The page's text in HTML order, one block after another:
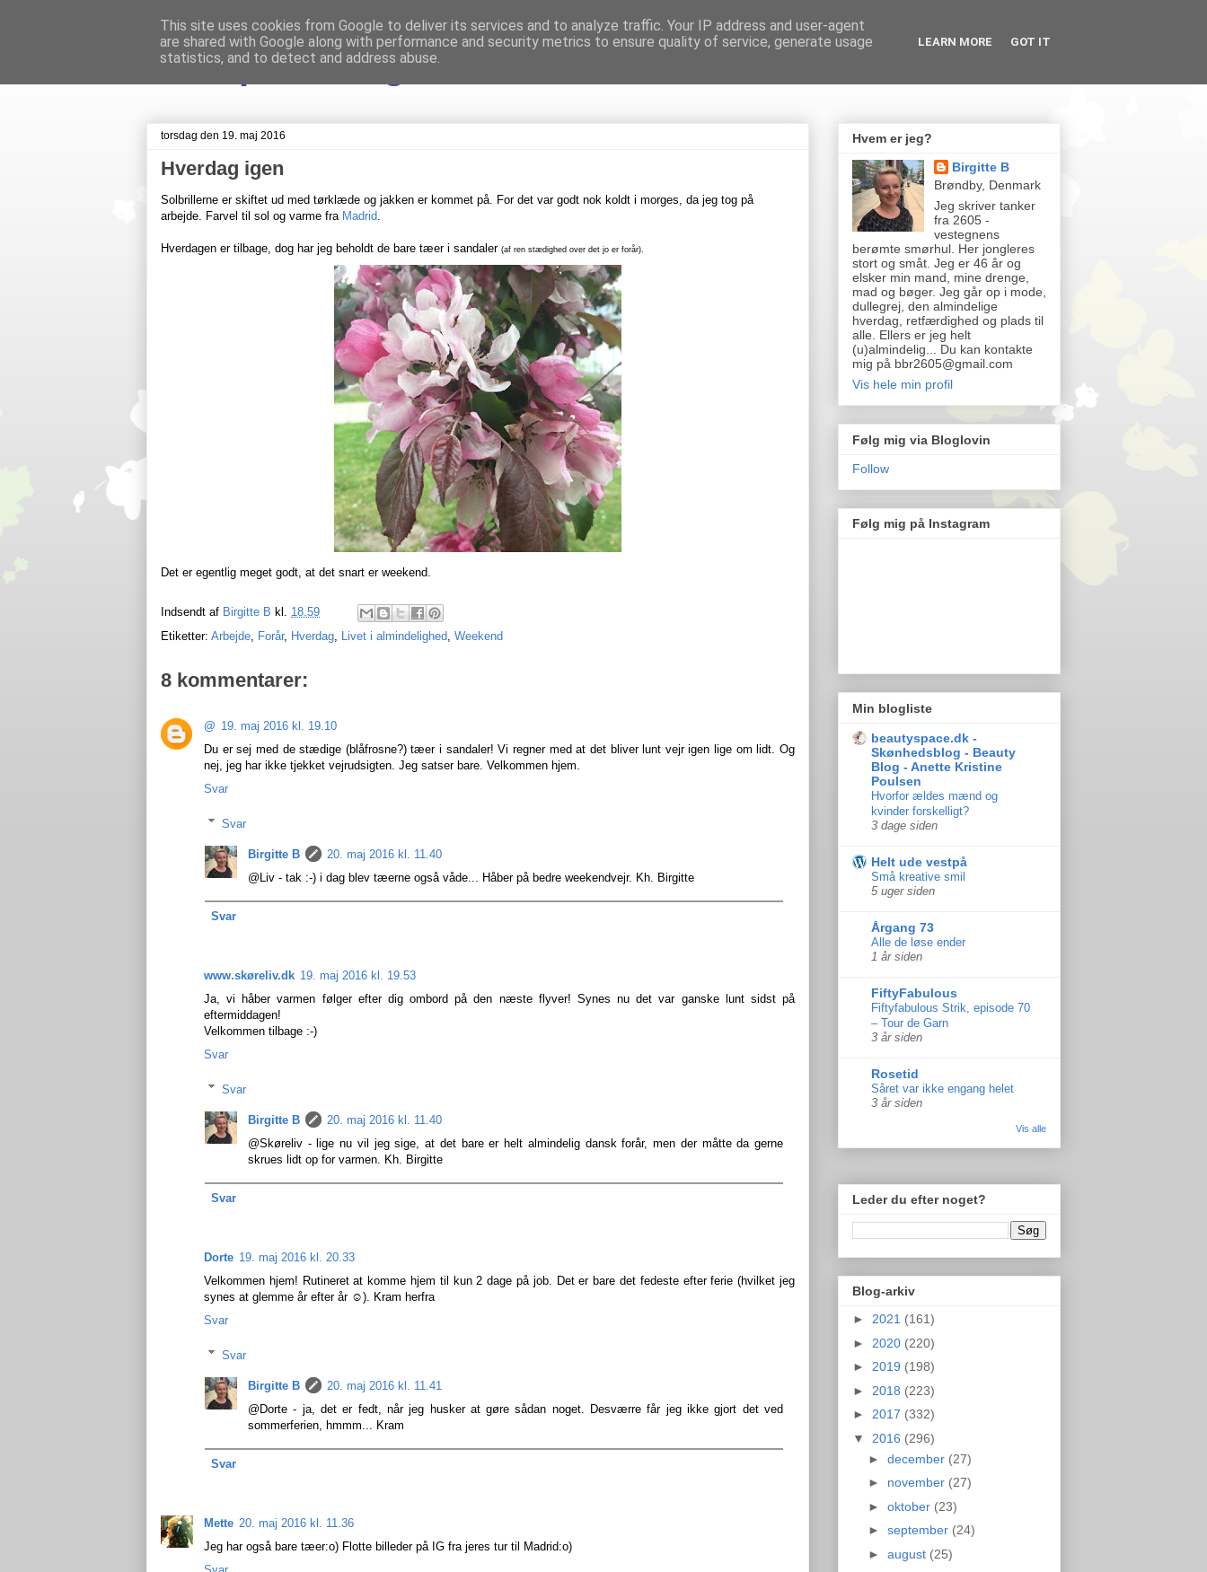
Livet på Vestegnen
torsdag den 19. maj 2016
Hverdag igen
Solbrillerne er skiftet ud med tørklæde og jakken er kommet på. For det var godt nok koldt i morges, da jeg tog på
arbejde. Farvel til sol og varme fra Madrid.
Hverdagen er tilbage, dog har jeg beholdt de bare tæer i sandaler (af ren stædighed over det jo er forår).
Det er egentlig meget godt, at det snart er weekend.
Indsendt af Birgitte B kl. 18.59
Etiketter: Arbejde, Forår, Hverdag, Livet i almindelighed, Weekend
8 kommentarer:
@ 19. maj 2016 kl. 19.10
Du er sej med de stædige (blåfrosne?) tæer i sandaler! Vi regner med at det bliver lunt vejr igen lige om lidt. Og
nej, jeg har ikke tjekket vejrudsigten. Jeg satser bare. Velkommen hjem.
Svar
Svar
Birgitte B
20. maj 2016 kl. 11.40
@Liv - tak :-) i dag blev tæerne også våde... Håber på bedre weekendvejr. Kh. Birgitte
Svar
www.skøreliv.dk 19. maj 2016 kl. 19.53
Ja, vi håber varmen følger efter dig ombord på den næste flyver! Synes nu det var ganske lunt sidst på
eftermiddagen!
Velkommen tilbage :-)
Svar
Svar
Birgitte B
20. maj 2016 kl. 11.40
@Skøreliv - lige nu vil jeg sige, at det bare er helt almindelig dansk forår, men der måtte da gerne
skrues lidt op for varmen. Kh. Birgitte
Svar
Dorte 19. maj 2016 kl. 20.33
Velkommen hjem! Rutineret at komme hjem til kun 2 dage på job. Det er bare det fedeste efter ferie (hvilket jeg
synes at glemme år efter år ☺). Kram herfra
Svar
Svar
Birgitte B
20. maj 2016 kl. 11.41
@Dorte - ja, det er fedt, når jeg husker at gøre sådan noget. Desværre får jeg ikke gjort det ved
sommerferien, hmmm... Kram
Svar
Mette 20. maj 2016 kl. 11.36
Jeg har også bare tæer:o) Flotte billeder på IG fra jeres tur til Madrid:o)
Hvem er jeg?
Birgitte B
Brøndby, Denmark
Jeg skriver tanker
fra 2605 -
vestegnens
berømte smørhul. Her jongleres
stort og småt. Jeg er 46 år og
elsker min mand, mine drenge,
mad og bøger. Jeg går op i mode,
dullegrej, den almindelige
hverdag, retfærdighed og plads til
alle. Ellers er jeg helt
(u)almindelig... Du kan kontakte
mig på bbr2605@gmail.com
Vis hele min profil
Følg mig via Bloglovin
Follow
Følg mig på Instagram
Min blogliste
beautyspace.dk -
Skønhedsblog - Beauty
Blog - Anette Kristine
Poulsen
Hvorfor ældes mænd og
kvinder forskelligt?
3 dage siden
Helt ude vestpå
Små kreative smil
5 uger siden
Årgang 73
Alle de løse ender
1 år siden
FiftyFabulous
Fiftyfabulous Strik, episode 70
– Tour de Garn
3 år siden
Rosetid
Såret var ikke engang helet
3 år siden
Vis alle
Leder du efter noget?
Blog-arkiv
► 2021 (161)
► 2020 (220)
► 2019 (198)
► 2018 (223)
► 2017 (332)
▼ 2016 (296)
► december (27)
► november (27)
► oktober (23)
► september (24)
► august (25)
This site uses cookies from Google to deliver its services and to analyze traffic. Your IP address and user-agent
are shared with Google along with performance and security metrics to ensure quality of service, generate usage
statistics, and to detect and address abuse.
LEARN MORE GOT IT